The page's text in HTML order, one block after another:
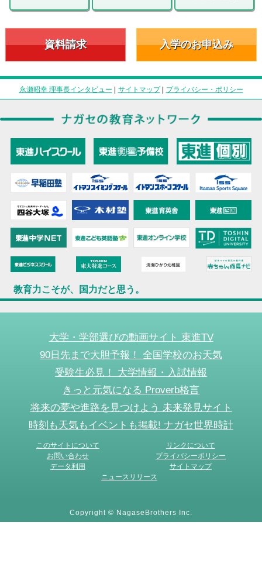
資料請求 入学のお申込み
永瀬昭幸 理事長インタビュー | サイトマップ| プライバシー・ポリシー
教育力こそが、国力だと思う。
大学・学部選びの動画サイト 東進TV
90日先まで大胆予報！ 全国学校のお天気
受験生必見！ 大学情報・入試情報
きっと元気になる Proverb格言
将来の夢や進路を見つけよう 未来発見サイト
時刻も天気もイベントも掲載! ナガセ世界時計
このサイトについて
リンクについて
お問い合わせ
プライバシーポリシー
データ利用
サイトマップ
ニュースリリース
Copyright © NagaseBrothers Inc.